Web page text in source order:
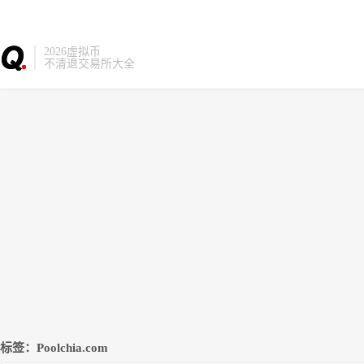
2026虚拟币
不清退交易所大全
标签：Poolchia.com